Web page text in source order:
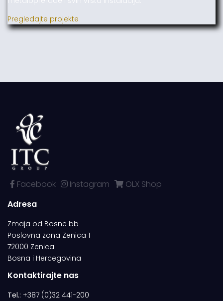
Pregledajte projekte
Facebook Instagram
OLX Shop
Adresa
Zmaja od Bosne bb
Poslovna zona Zenica 1
72000 Zenica
Bosna i Hercegovina
Kontaktirajte nas
Tel.: +387 (0)32 441-200